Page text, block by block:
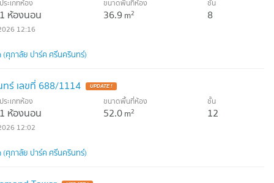
ประเภทห้อง
1 ห้องนอน
ขนาดพื้นที่ห้อง
36.9m2
ชั้น
8
12:16
ศุภาลัย ปาร์ค ศรีนครินทร์)
ร์ เลขที่ 688/1114 UPDATE !
ประเภทห้อง
1 ห้องนอน
ขนาดพื้นที่ห้อง
52.0m2
ชั้น
12
12:02
ศุภาลัย ปาร์ค ศรีนครินทร์)